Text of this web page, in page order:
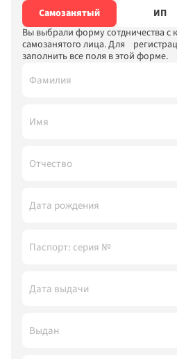
Самозанятый ИП
Вы выбрали форму сотдничества с
самозанятого лица. Для
заполнить все поля в этой форме.